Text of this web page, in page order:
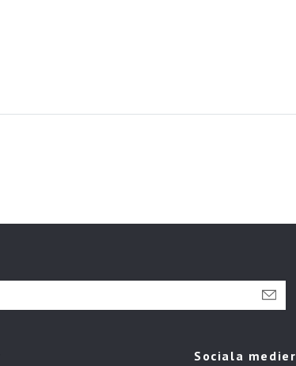
Sociala medier